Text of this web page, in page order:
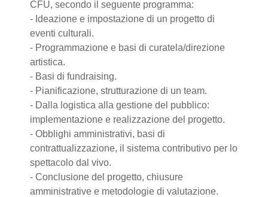
CFU, secondo il seguente programma:
- Ideazione e impostazione di un progetto di
eventi culturali.
- Programmazione e basi di curatela/direzione
artistica.
- Basi di fundraising.
- Pianificazione, strutturazione di un team.
- Dalla logistica alla gestione del pubblico:
implementazione e realizzazione del progetto.
- Obblighi amministrativi, basi di
contrattualizzazione, il sistema contributivo per lo
spettacolo dal vivo.
- Conclusione del progetto, chiusure
amministrative e metodologie di valutazione.